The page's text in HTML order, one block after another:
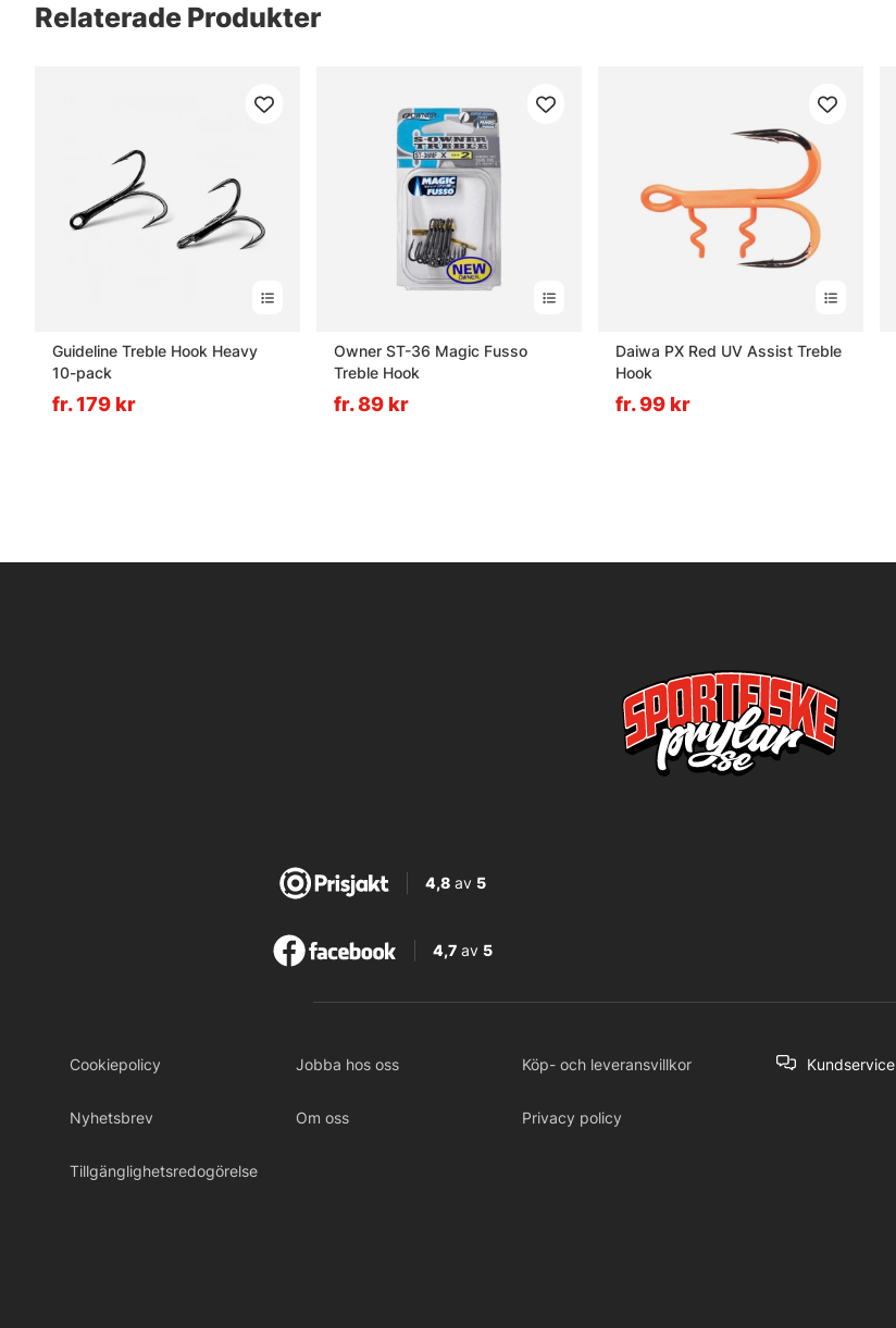
Relaterade Produkter
Guideline Treble Hook Heavy
10-pack
fr. 179 kr
Owner ST-36 Magic Fusso
Treble Hook
fr. 89 kr
Daiwa PX Red UV Assist Treble
Hook
fr. 99 kr
4,8 av5
4,7av 5
Cookiepolicy Jobba hos oss Köp- och leveransvillkor
Nyhetsbrev Om oss Privacy policy
Tillgänglighetsredogörelse
Kundservice